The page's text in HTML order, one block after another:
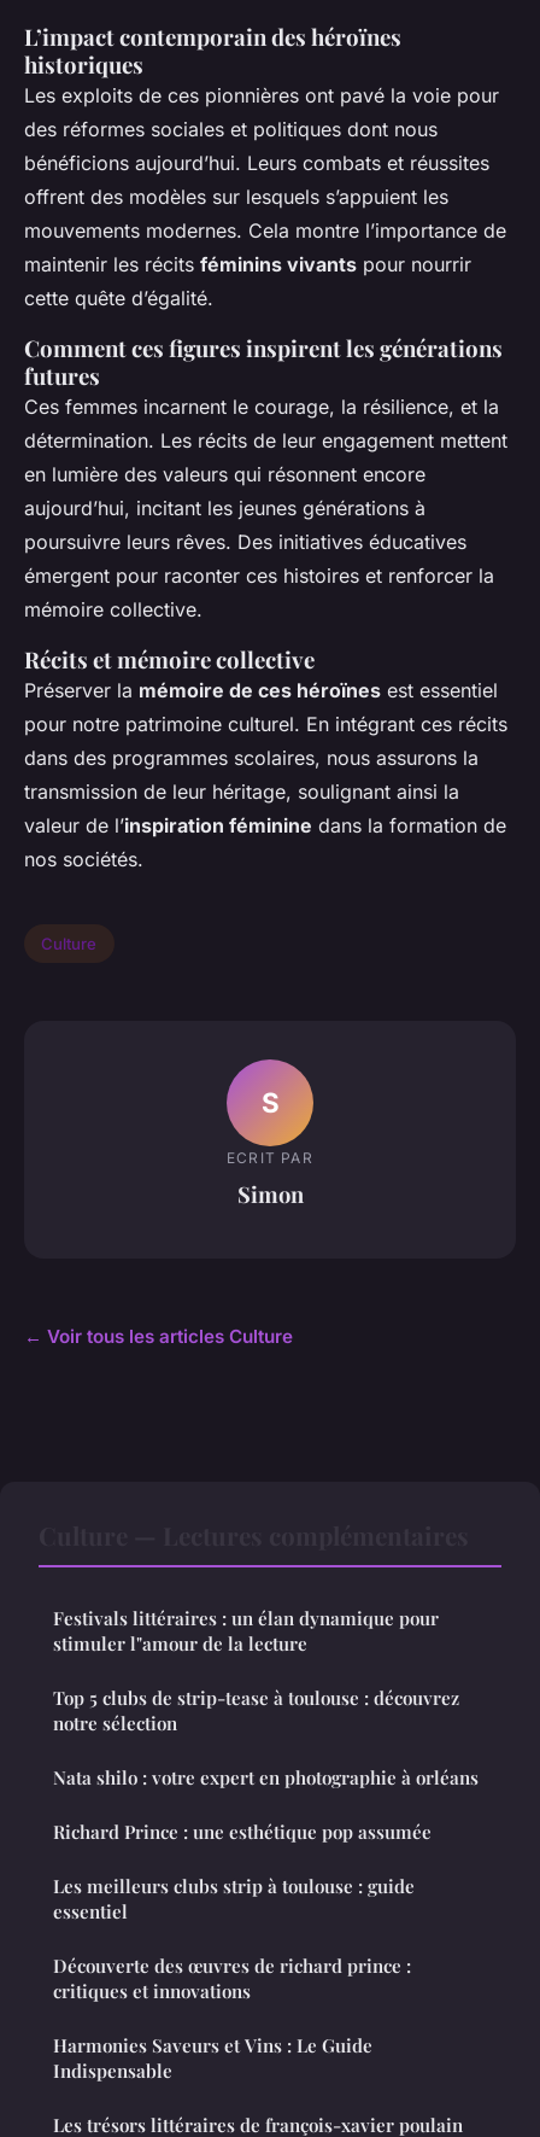
L’impact contemporain des héroïnes
historiques
Les exploits de ces pionnières ont pavé la voie pour
des réformes sociales et politiques dont nous
bénéficions aujourd’hui. Leurs combats et réussites
offrent des modèles sur lesquels s’appuient les
mouvements modernes. Cela montre l’importance de
maintenir les récits féminins vivants pour nourrir
cette quête d’égalité.
Comment ces figures inspirent les générations
futures
Ces femmes incarnent le courage, la résilience, et la
détermination. Les récits de leur engagement mettent
en lumière des valeurs qui résonnent encore
aujourd’hui, incitant les jeunes générations à
poursuivre leurs rêves. Des initiatives éducatives
émergent pour raconter ces histoires et renforcer la
mémoire collective.
Récits et mémoire collective
Préserver la mémoire de ces héroïnes est essentiel
pour notre patrimoine culturel. En intégrant ces récits
dans des programmes scolaires, nous assurons la
transmission de leur héritage, soulignant ainsi la
valeur de l’inspiration féminine dans la formation de
nos sociétés.
Culture
S
ECRIT PAR
Simon
← Voir tous les articles Culture
Festivals littéraires : un élan dynamique pour
stimuler l"amour de la lecture
Top 5 clubs de strip-tease à toulouse : découvrez
notre sélection
Nata shilo : votre expert en photographie à orléans
Richard Prince : une esthétique pop assumée
Les meilleurs clubs strip à toulouse : guide
essentiel
Découverte des œuvres de richard prince :
critiques et innovations
Harmonies Saveurs et Vins : Le Guide
Indispensable
Les trésors littéraires de françois-xavier poulain